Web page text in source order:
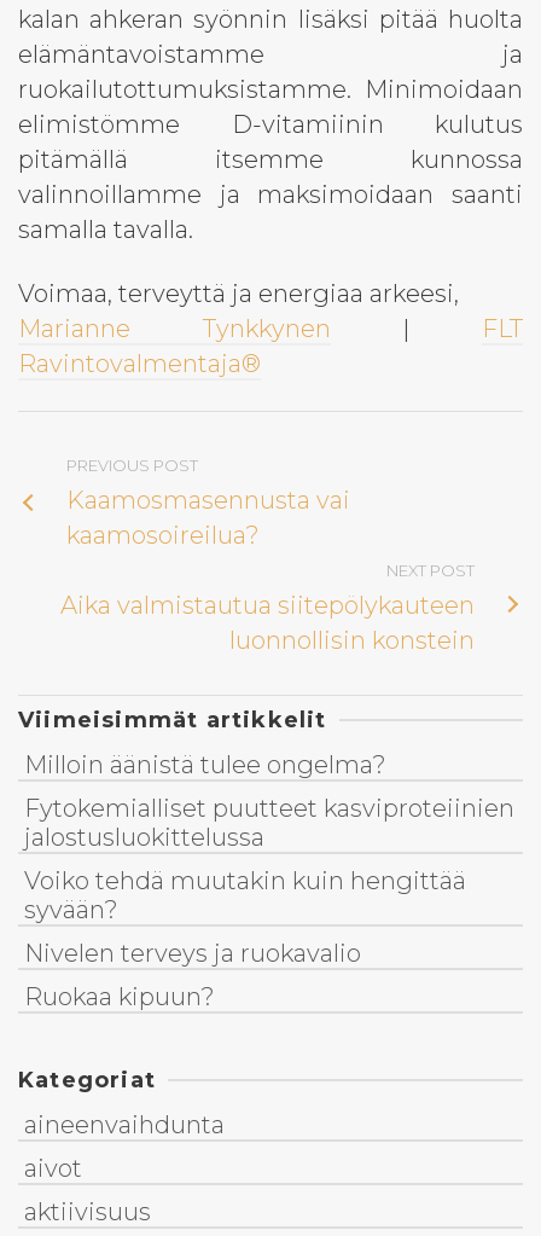
kalan ahkeran syönnin lisäksi pitää huolta
elämäntavoistamme ja
ruokailutottumuksistamme. Minimoidaan
elimistömme D-vitamiinin kulutus
pitämällä itsemme kunnossa
valinnoillamme ja maksimoidaan saanti
samalla tavalla.
Voimaa, terveyttä ja energiaa arkeesi,
Marianne Tynkkynen |
FLT
Ravintovalmentaja®
PREVIOUS POST
Kaamosmasennusta vai
kaamosoireilua?
NEXT POST
Aika valmistautua siitepölykauteen
luonnollisin konstein
Viimeisimmät artikkelit
Milloin äänistä tulee ongelma?
Fytokemialliset puutteet kasviproteiinien
jalostusluokittelussa
Voiko tehdä muutakin kuin hengittää
syvään?
Nivelen terveys ja ruokavalio
Ruokaa kipuun?
Kategoriat
aineenvaihdunta
aivot
aktiivisuus
Sähköposti